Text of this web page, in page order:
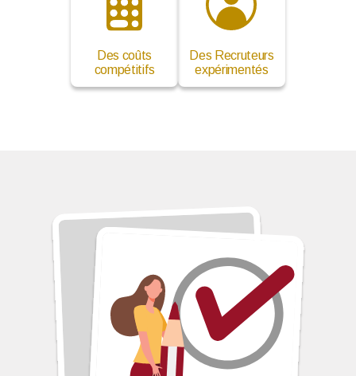
Des coûts
compétitifs
Des Recruteurs
expérimentés